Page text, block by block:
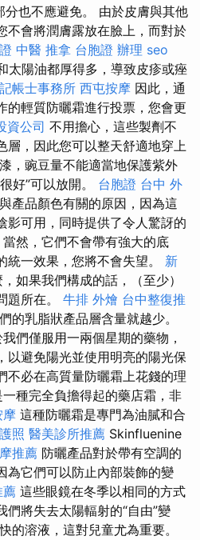
分也不應避免。 由於皮膚與其他
不會將潤膚露放在臉上，而對於
中醫 推拿 台胞證 辦理 seo
太陽油都厚得多，導致皮疹或痤
記帳士事務所 西屯按摩 因此，通
的輕質防曬霜進行投票，您會更
資公司 不用擔心，這些製劑不
層，因此您可以整天舒適地穿上
，豌豆量不能適當地保護紫外
好”可以放開。 台胞證 台中 外
產品顏色有關的原因，因為這
影可用，同時提供了令人驚訝的
當然，它們不會帶有強大的底
一效果，您將不會失望。 新
如果我們構成的話，（至少）
題所在。 牛排 外燴 台中整復推
的乳脂狀產品層含量就越少。
們僅服用一兩個星期的藥物，
以避免陽光並使用明亮的陽光保
不必在高質量防曬霜上花錢的理
一種完全負擔得起的藥店霜，非
摩 這種防曬霜是專門為油膩和合
照 醫美診所推薦 Skinfluenine
推薦 防曬產品對於帶有空調的
為它們可以防止內部裝飾的變
薦 這些眼鏡在冬季以相同的方式
將失去太陽輻射的“自由”變
的溶液，這對兒童尤為重要。